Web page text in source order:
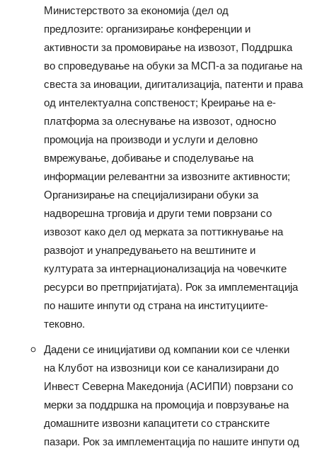
Министерството за економија (дел од
предлозите: организирање конференции и
активности за промовирање на извозот, Поддршка
во спроведување на обуки за МСП-а за подигање на
свеста за иновации, дигитализација, патенти и права
од интелектуална сопственост; Креирање на е-
платформа за олеснување на извозот, односно
промоција на производи и услуги и деловно
вмрежување, добивање и споделување на
информации релевантни за извозните активности;
Организирање на специјализирани обуки за
надворешна трговија и други теми поврзани со
извозот како дел од мерката за поттикнување на
развојот и унапредувањето на вештините и
културата за интернационализација на човечките
ресурси во претпријатијата). Рок за имплементација
по нашите инпути од страна на институциите-
тековно.
Дадени се иницијативи од компании кои се членки
на Клубот на извозници кои се канализирани до
Инвест Северна Македонија (АСИПИ) поврзани со
мерки за поддршка на промоција и поврзување на
домашните извозни капацитети со странските
пазари. Рок за имплементација по нашите инпути од